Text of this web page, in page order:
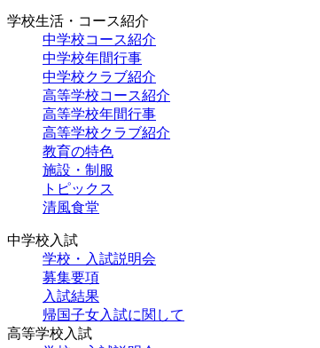
学校生活・コース紹介
中学校コース紹介
中学校年間行事
中学校クラブ紹介
高等学校コース紹介
高等学校年間行事
高等学校クラブ紹介
教育の特色
施設・制服
トピックス
清風食堂
中学校入試
学校・入試説明会
募集要項
入試結果
帰国子女入試に関して
高等学校入試